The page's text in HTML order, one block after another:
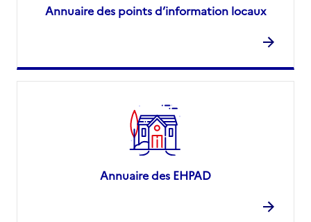
Annuaire des points d’information locaux
Annuaire des EHPAD